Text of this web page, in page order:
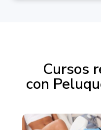
Cursos
con